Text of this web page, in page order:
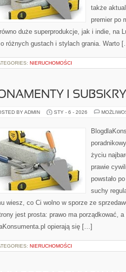
także
premier po
duże superprodukcje, jak i indie, na
różnych gustach i stylach grania. Warto
NIERUCHOMOŚCI
I
BY ADMIN STY - 6 - 2026
życiu
prawie
powstało
suchy
wiesz, co Ci wolno w sporze ze
jest prosta: prawo ma porządkować,
opierają się […]
NIERUCHOMOŚCI